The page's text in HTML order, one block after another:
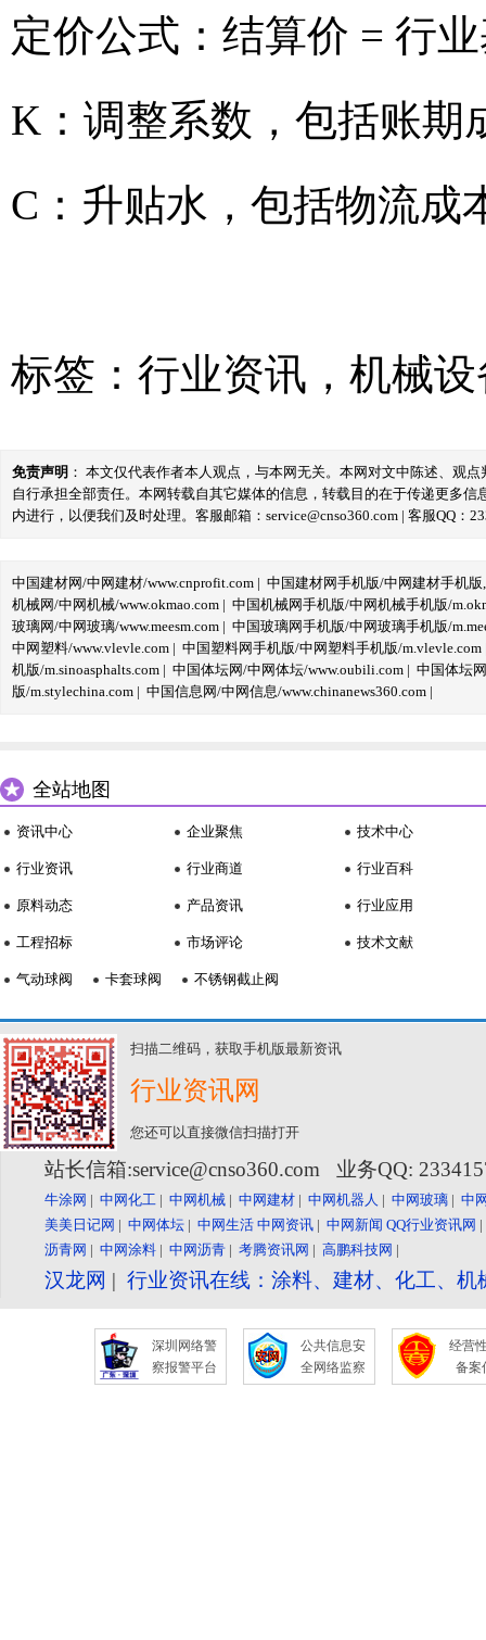
定价公式：结算价 = 行
K：调整系数，包括账期
C：升贴水，包括物流成
标签： 行业资讯 ， 机械设
免责声明 ： 本文仅代表作者本人观点，与本网无关。本网对文中陈述、观
自行承担全部责任。本网转载自其它媒体的信息，转载目的在于传递更多
内进行，以便我们及时处理。客服邮箱：service@cnso360.com | 客服QQ：
中国建材网/中网建材/www.cnprofit.com | 中国建材网手机版/中网建材手机版
机械网/中网机械/www.okmao.com | 中国机械网手机版/中网机械手机版/
玻璃网/中网玻璃/www.meesm.com | 中国玻璃网手机版/中网玻璃手机版/
中网塑料/www.vlevle.com | 中国塑料网手机版/中网塑料手机版/m.vlevle.com
机版/m.sinoasphalts.com | 中国体坛网/中网体坛/www.oubili.com | 中国体坛
版/m.stylechina.com | 中国信息网/中网信息/www.chinanews360.com |
全站地图
资讯中心
行业资讯
原料动态
工程招标
企业聚焦
行业商道
产品资讯
市场评论
技术中心
行业百科
行业应用
技术文献
气动球阀 卡套球阀 不锈钢截止阀
扫描二维码，获取手机版最新资讯
行业资讯网
您还可以直接微信扫描打开
站长信箱:service@cnso360.com 业务QQ:
牛涂网 | 中网化工 | 中网机械 | 中网建材 | 中网机器人 | 中网玻璃 | 中
美美日记网 | 中网体坛 | 中网生活 中网资讯 | 中网新闻 QQ行业资讯网
沥青网 | 中网涂料 | 中网沥青 | 考腾资讯网 | 高鹏科技网 |
汉龙网 | 行业资讯在线：涂料、建材、化工、
深圳网络警
察报警平台
公共信息安
全网络监察
经营
备案